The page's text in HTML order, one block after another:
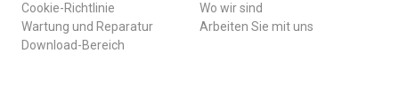
Cookie-Richtlinie
Wartung und Reparatur
Download-Bereich
Wo wir sind
Arbeiten Sie mit uns